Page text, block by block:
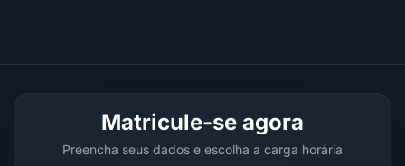
Matricule-se agora
Preencha seus dados e escolha a carga horária